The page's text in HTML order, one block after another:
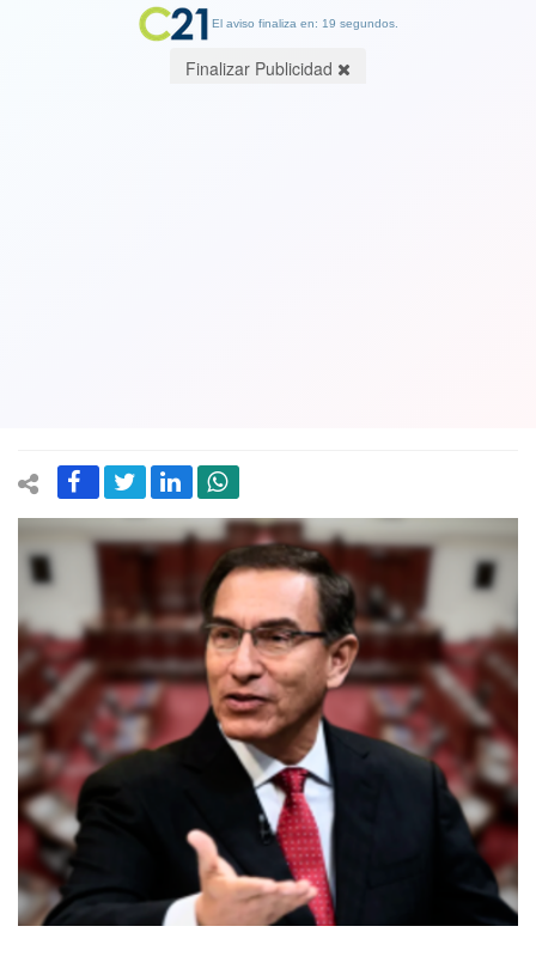
El aviso finaliza en: 19 segundos.
Finalizar Publicidad